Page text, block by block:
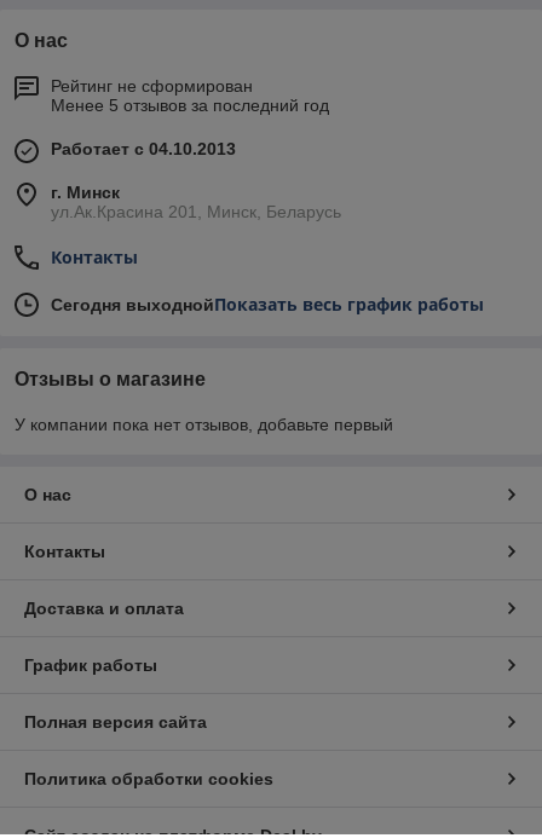
О нас
Рейтинг не сформирован
Менее 5 отзывов за последний год
Работает с 04.10.2013
г. Минск
ул.Ак.Красина 201, Минск, Беларусь
Контакты
Сегодня выходнойПоказать весь график работы
Отзывы о магазине
У компании пока нет отзывов, добавьте первый
О нас
Контакты
Доставка и оплата
График работы
Полная версия сайта
Политика обработки cookies